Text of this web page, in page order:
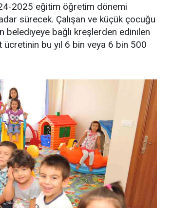
2025 eğitim öğretim dönemi
sürecek. Çalışan ve küçük çocuğu
belediyeye bağlı kreşlerden edinilen
bu yıl 6 bin veya 6 bin 500